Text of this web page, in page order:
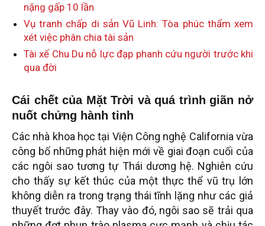
nặng gấp 10 lần
Vụ tranh chấp di sản Vũ Linh: Tòa phúc thẩm xem
xét việc phân chia tài sản
Tài xế Chu Du nỗ lực đạp phanh cứu người trước khi
qua đời
Cái chết của Mặt Trời và quá trình giãn nở
nuốt chửng hành tinh
Các nhà khoa học tại Viện Công nghệ California vừa
công bố những phát hiện mới về giai đoạn cuối của
các ngôi sao tương tự Thái dương hệ. Nghiên cứu
cho thấy sự kết thúc của một thực thể vũ trụ lớn
không diễn ra trong trạng thái tĩnh lặng như các giả
thuyết trước đây. Thay vào đó, ngôi sao sẽ trải qua